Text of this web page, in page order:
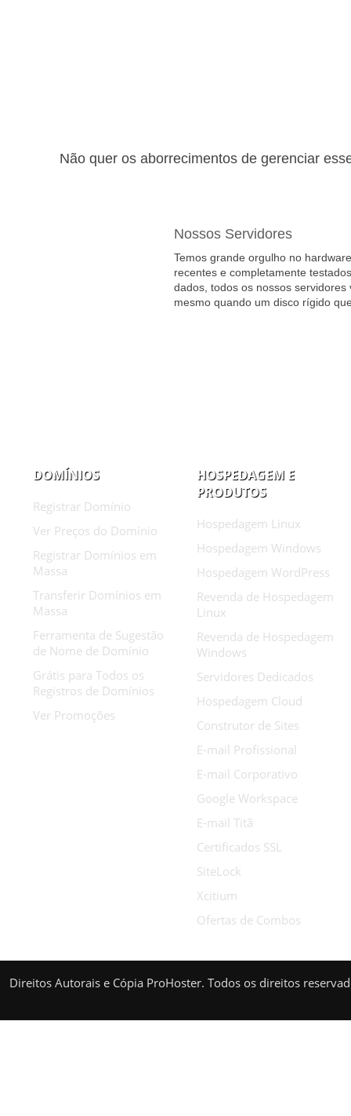
Não quer os aborrecimentos de gerenciar
Nossos Servidores
Temos grande orgulho no
recentes e completamente
dados, todos os nossos
mesmo quando um disco rígido
DOMÍNIOS
Registrar Domínio
Ver Preços do Domínio
Registrar Domínios em
Massa
Transferir Domínios em
Massa
Ferramenta de Sugestão
de Nome de Domínio
Grátis para Todos os
Registros de Domínios
Ver Promoções
HOSPEDAGEM E
PRODUTOS
Hospedagem Linux
Hospedagem Windows
Hospedagem WordPress
Revenda de Hospedagem
Linux
Revenda de Hospedagem
Windows
Servidores Dedicados
Hospedagem Cloud
Construtor de Sites
E-mail Profissional
E-mail Corporativo
Google Workspace
E-mail Titã
Certificados SSL
SiteLock
Xcitium
Ofertas de Combos
Direitos Autorais e Cópia ProHoster. Todos os direitos